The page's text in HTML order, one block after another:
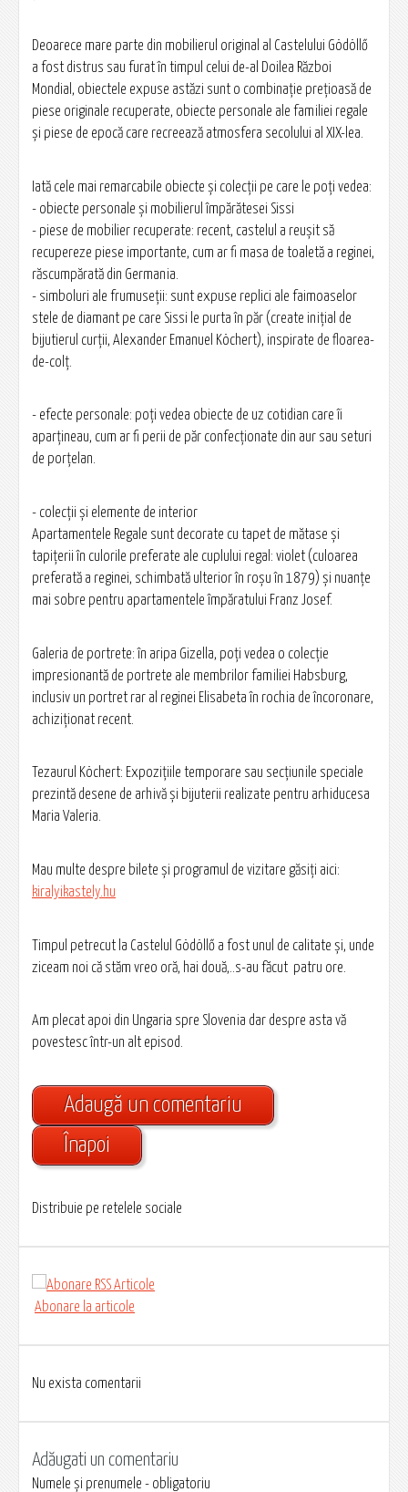
Deoarece mare parte din mobilierul original al Castelului Gödöllő
a fost distrus sau furat în timpul celui de-al Doilea Război
Mondial, obiectele expuse astăzi sunt o combinație prețioasă de
piese originale recuperate, obiecte personale ale familiei regale
și piese de epocă care recreează atmosfera secolului al XIX-lea.
Iată cele mai remarcabile obiecte și colecții pe care le poți vedea:
- obiecte personale și mobilierul împărătesei Sissi
- piese de mobilier recuperate: recent, castelul a reușit să
recupereze piese importante, cum ar fi masa de toaletă a reginei,
răscumpărată din Germania.
- simboluri ale frumuseții: sunt expuse replici ale faimoaselor
stele de diamant pe care Sissi le purta în păr (create inițial de
bijutierul curții, Alexander Emanuel Köchert), inspirate de floarea-
de-colț.
- efecte personale: poți vedea obiecte de uz cotidian care îi
aparțineau, cum ar fi perii de păr confecționate din aur sau seturi
de porțelan.
- colecții și elemente de interior
Apartamentele Regale sunt decorate cu tapet de mătase și
tapițerii în culorile preferate ale cuplului regal: violet (culoarea
preferată a reginei, schimbată ulterior în roșu în 1879) și nuanțe
mai sobre pentru apartamentele împăratului Franz Josef.
Galeria de portrete: în aripa Gizella, poți vedea o colecție
impresionantă de portrete ale membrilor familiei Habsburg,
inclusiv un portret rar al reginei Elisabeta în rochia de încoronare,
achiziționat recent.
Tezaurul Köchert: Expozițiile temporare sau secțiunile speciale
prezintă desene de arhivă și bijuterii realizate pentru arhiducesa
Maria Valeria.
Mau multe despre bilete și programul de vizitare găsiți aici:
kiralyikastely.hu
Timpul petrecut la Castelul Gödöllő a fost unul de calitate și, unde
ziceam noi că stăm vreo oră, hai două,..s-au făcut patru ore.
Am plecat apoi din Ungaria spre Slovenia dar despre asta vă
povestesc într-un alt episod.
Adaugă un comentariu
Înapoi
Distribuie pe retelele sociale
Abonare la articole
Nu exista comentarii
Adăugati un comentariu
Numele și prenumele - obligatoriu